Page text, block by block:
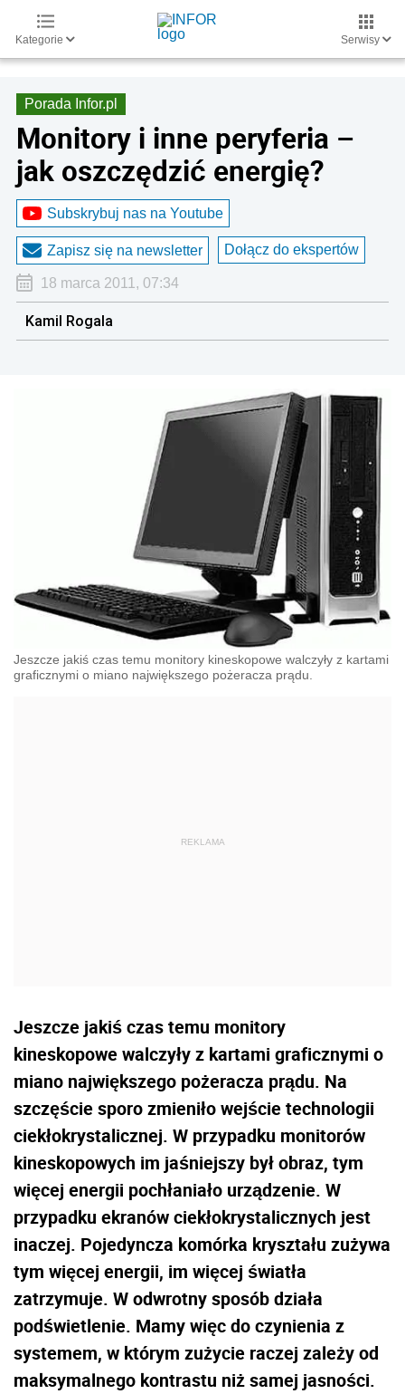
Kategorie Serwisy
Porada Infor.pl
Monitory i inne peryferia –
jak oszczędzić energię?
Subskrybuj nas na Youtube
Zapisz się na newsletter Dołącz do ekspertów
18 marca 2011, 07:34
Kamil Rogala
Jeszcze jakiś czas temu monitory kineskopowe walczyły z kartami
graficznymi o miano największego pożeracza prądu.
Jeszcze jakiś czas temu monitory
kineskopowe walczyły z kartami graficznymi o
miano największego pożeracza prądu. Na
szczęście sporo zmieniło wejście technologii
ciekłokrystalicznej. W przypadku monitorów
kineskopowych im jaśniejszy był obraz, tym
więcej energii pochłaniało urządzenie. W
przypadku ekranów ciekłokrystalicznych jest
inaczej. Pojedyncza komórka kryształu zużywa
tym więcej energii, im więcej światła
zatrzymuje. W odwrotny sposób działa
podświetlenie. Mamy więc do czynienia z
systemem, w którym zużycie raczej zależy od
maksymalnego kontrastu niż samej jasności.